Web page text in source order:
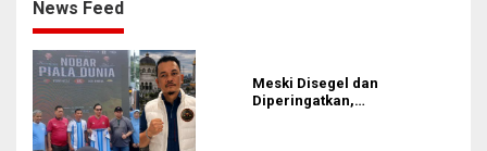
News Feed
Meski Disegel dan
Diperingatkan,